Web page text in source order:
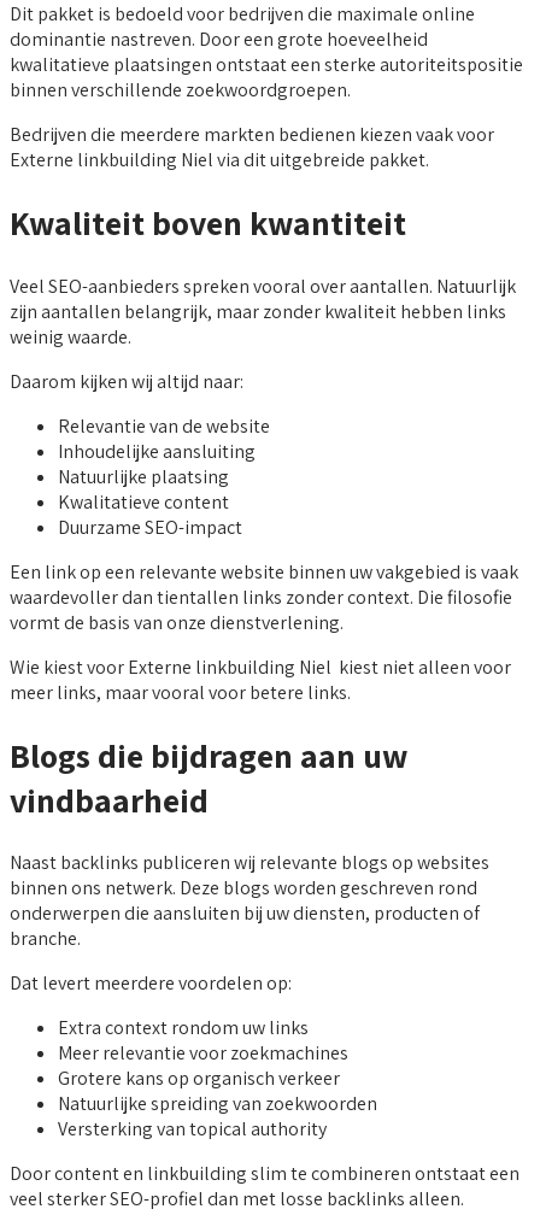
Dit pakket is bedoeld voor bedrijven die maximale online
dominantie nastreven. Door een grote hoeveelheid
kwalitatieve plaatsingen ontstaat een sterke autoriteitspositie
binnen verschillende zoekwoordgroepen.
Bedrijven die meerdere markten bedienen kiezen vaak voor
Externe linkbuilding Niel via dit uitgebreide pakket.
Kwaliteit boven kwantiteit
Veel SEO-aanbieders spreken vooral over aantallen. Natuurlijk
zijn aantallen belangrijk, maar zonder kwaliteit hebben links
weinig waarde.
Daarom kijken wij altijd naar:
Relevantie van de website
Inhoudelijke aansluiting
Natuurlijke plaatsing
Kwalitatieve content
Duurzame SEO-impact
Een link op een relevante website binnen uw vakgebied is vaak
waardevoller dan tientallen links zonder context. Die filosofie
vormt de basis van onze dienstverlening.
Wie kiest voor Externe linkbuilding Niel kiest niet alleen voor
meer links, maar vooral voor betere links.
Blogs die bijdragen aan uw
vindbaarheid
Naast backlinks publiceren wij relevante blogs op websites
binnen ons netwerk. Deze blogs worden geschreven rond
onderwerpen die aansluiten bij uw diensten, producten of
branche.
Dat levert meerdere voordelen op:
Extra context rondom uw links
Meer relevantie voor zoekmachines
Grotere kans op organisch verkeer
Natuurlijke spreiding van zoekwoorden
Versterking van topical authority
Door content en linkbuilding slim te combineren ontstaat een
veel sterker SEO-profiel dan met losse backlinks alleen.